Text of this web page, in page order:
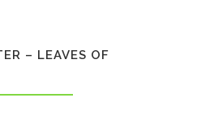
– LEAVES OF